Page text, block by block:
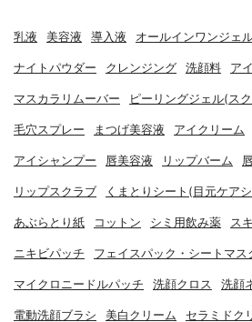
乳液 美容液 導入液 オールインワンジェ
ナイトパウダー クレンジング 洗顔料 ア
マスカラリムーバー ピーリングジェル(ス
毛穴スプレー まつげ美容液 アイクリーム
アイシャンプー 唇美容液 リップバーム
リップスクラブ くまとりシート(目元ケア
あぶらとり紙 コットン シミ用飲み薬 ス
ニキビパッチ フェイスパック・シートマス
マイクロニードルパッチ 洗顔クロス 洗顔
電動洗顔ブラシ 美白クリーム セラミドク